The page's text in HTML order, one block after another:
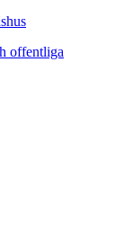
offentliga